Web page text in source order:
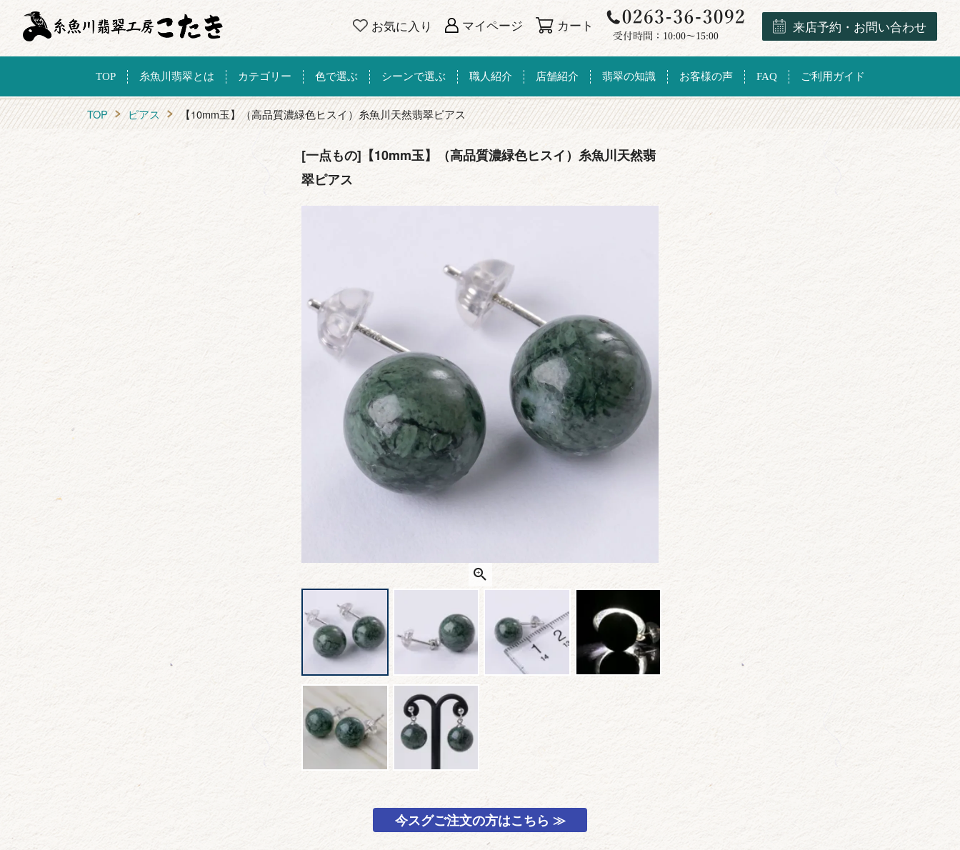
お気に入り マイページ カート 来店予約・お問い合わせ
TOP 糸魚川翡翠とは カテゴリー 色で選ぶ シーンで選ぶ 職人紹介 店舗紹介 翡翠の知識 お客様の声 FAQ ご利用ガイド
TOP ピアス 【10mm玉】（高品質濃緑色ヒスイ）糸魚川天然翡翠ピアス
[一点もの]【10mm玉】（高品質濃緑色ヒスイ）糸魚川天然翡
翠ピアス
今スグご注文の方はこちら ≫